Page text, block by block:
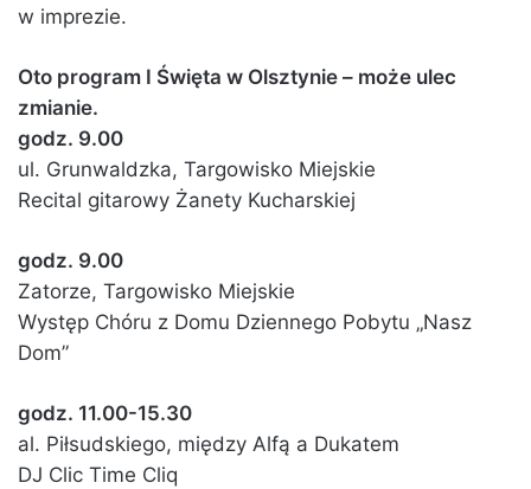
w imprezie.
Oto program I Święta w Olsztynie – może ulec
zmianie.
godz. 9.00
ul. Grunwaldzka, Targowisko Miejskie
Recital gitarowy Żanety Kucharskiej
godz. 9.00
Zatorze, Targowisko Miejskie
Występ Chóru z Domu Dziennego Pobytu „Nasz
Dom”
godz. 11.00-15.30
al. Piłsudskiego, między Alfą a Dukatem
DJ Clic Time Cliq